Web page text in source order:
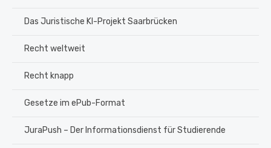
Das Juristische KI-Projekt Saarbrücken
Recht weltweit
Recht knapp
Gesetze im ePub-Format
JuraPush – Der Informationsdienst für Studierende